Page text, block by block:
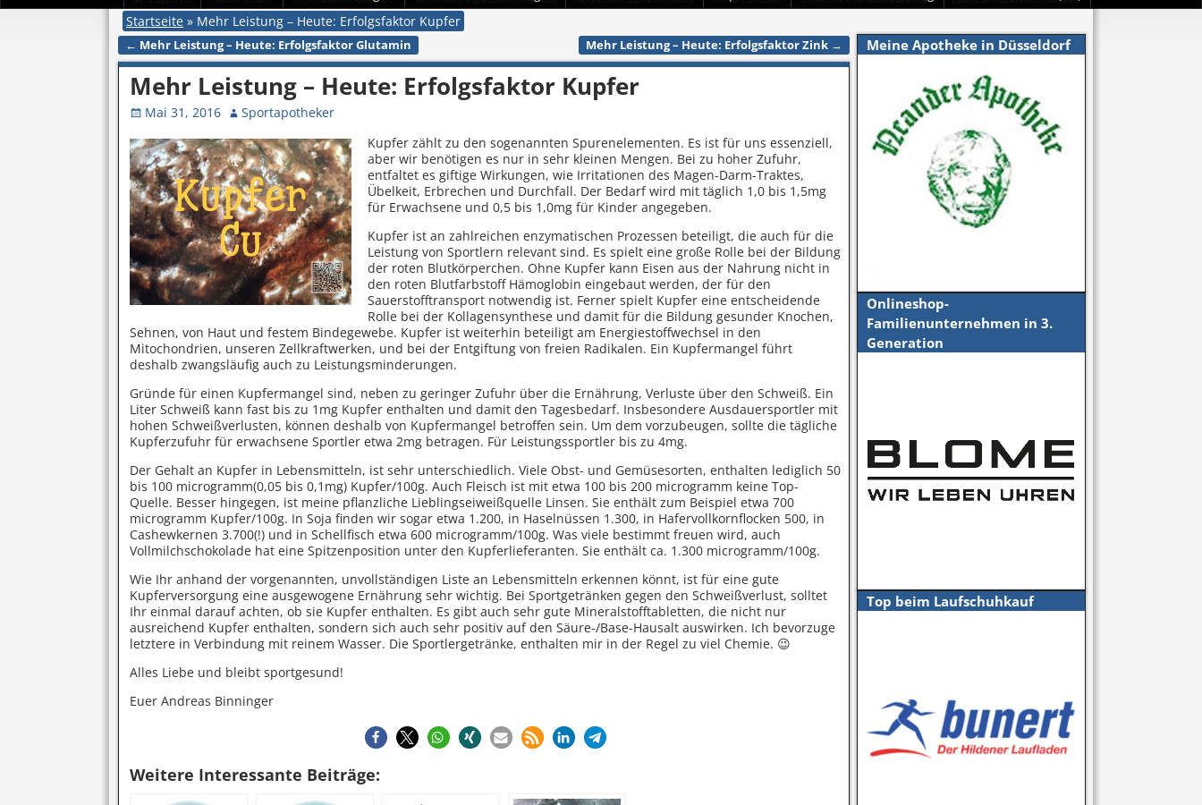
Startseite » Mehr Leistung – Heute: Erfolgsfaktor Kupfer
Artikelnavigation
← Mehr Leistung – Heute: Erfolgsfaktor Glutamin Mehr Leistung – Heute: Erfolgsfaktor Zink →
Mehr Leistung – Heute: Erfolgsfaktor Kupfer
Mai 31, 2016
Sportapotheker
Kupfer zählt zu den sogenannten Spurenelementen. Es ist für uns essenziell,
aber wir benötigen es nur in sehr kleinen Mengen. Bei zu hoher Zufuhr,
entfaltet es giftige Wirkungen, wie Irritationen des Magen-Darm-Traktes,
Übelkeit, Erbrechen und Durchfall. Der Bedarf wird mit täglich 1,0 bis 1,5mg
für Erwachsene und 0,5 bis 1,0mg für Kinder angegeben.
Kupfer ist an zahlreichen enzymatischen Prozessen beteiligt, die auch für die
Leistung von Sportlern relevant sind. Es spielt eine große Rolle bei der Bildung
der roten Blutkörperchen. Ohne Kupfer kann Eisen aus der Nahrung nicht in
den roten Blutfarbstoff Hämoglobin eingebaut werden, der für den
Sauerstofftransport notwendig ist. Ferner spielt Kupfer eine entscheidende
Rolle bei der Kollagensynthese und damit für die Bildung gesunder Knochen,
Sehnen, von Haut und festem Bindegewebe. Kupfer ist weiterhin beteiligt am Energiestoffwechsel in den
Mitochondrien, unseren Zellkraftwerken, und bei der Entgiftung von freien Radikalen. Ein Kupfermangel führt
deshalb zwangsläufig auch zu Leistungsminderungen.
Gründe für einen Kupfermangel sind, neben zu geringer Zufuhr über die Ernährung, Verluste über den Schweiß. Ein
Liter Schweiß kann fast bis zu 1mg Kupfer enthalten und damit den Tagesbedarf. Insbesondere Ausdauersportler mit
hohen Schweißverlusten, können deshalb von Kupfermangel betroffen sein. Um dem vorzubeugen, sollte die tägliche
Kupferzufuhr für erwachsene Sportler etwa 2mg betragen. Für Leistungssportler bis zu 4mg.
Der Gehalt an Kupfer in Lebensmitteln, ist sehr unterschiedlich. Viele Obst- und Gemüsesorten, enthalten lediglich 50
bis 100 microgramm(0,05 bis 0,1mg) Kupfer/100g. Auch Fleisch ist mit etwa 100 bis 200 microgramm keine Top-
Quelle. Besser hingegen, ist meine pflanzliche Lieblingseiweißquelle Linsen. Sie enthält zum Beispiel etwa 700
microgramm Kupfer/100g. In Soja finden wir sogar etwa 1.200, in Haselnüssen 1.300, in Hafervollkornflocken 500, in
Cashewkernen 3.700(!) und in Schellfisch etwa 600 microgramm/100g. Was viele bestimmt freuen wird, auch
Vollmilchschokolade hat eine Spitzenposition unter den Kupferlieferanten. Sie enthält ca. 1.300 microgramm/100g.
Wie Ihr anhand der vorgenannten, unvollständigen Liste an Lebensmitteln erkennen könnt, ist für eine gute
Kupferversorgung eine ausgewogene Ernährung sehr wichtig. Bei Sportgetränken gegen den Schweißverlust, solltet
Ihr einmal darauf achten, ob sie Kupfer enthalten. Es gibt auch sehr gute Mineralstofftabletten, die nicht nur
ausreichend Kupfer enthalten, sondern sich auch sehr positiv auf den Säure-/Base-Hausalt auswirken. Ich bevorzuge
letztere in Verbindung mit reinem Wasser. Die Sportlergetränke, enthalten mir in der Regel zu viel Chemie. 😉
Alles Liebe und bleibt sportgesund!
Euer Andreas Binninger
Weitere Interessante Beiträge:
Meine Apotheke in Düsseldorf
Onlineshop-
Familienunternehmen in 3.
Generation
Top beim Laufschuhkauf